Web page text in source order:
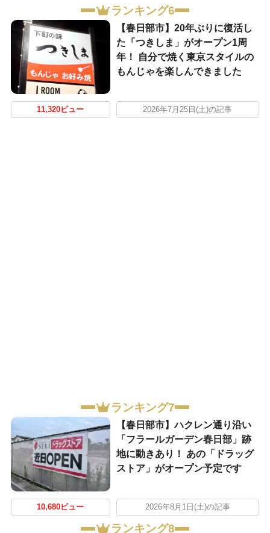
ランキング6
【春日部市】20年ぶりに復活し
た「つきしま」がオープン1周
年！ 自分で焼く東京スタイルの
もんじゃを楽しんできました
11,320ビュー 2026年7月25日(土)の記事
ランキング7
【春日部市】ハクレン通り沿い
「フラールガーデン春日部」跡
地に動きあり！ あの「ドラッグ
ストア」がオープン予定です
10,680ビュー 2026年8月1日(土)の記事
ランキング8